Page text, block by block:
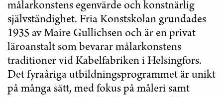
målarkonstens egenvärde och konstnärlig
självständighet. Fria Konstskolan grundades
1935 av Maire Gullichsen och är en privat
läroanstalt som bevarar målarkonstens
traditioner vid Kabelfabriken i Helsingfors.
Det fyraåriga utbildningsprogrammet är unikt
på många sätt, med fokus på måleri samt